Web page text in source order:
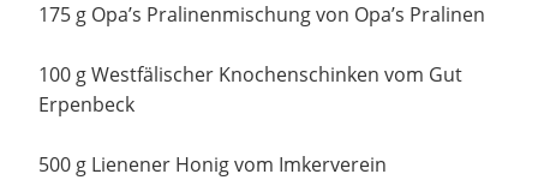
175 g Opa’s Pralinenmischung von Opa’s Pralinen
100 g Westfälischer Knochenschinken vom Gut
Erpenbeck
500 g Lienener Honig vom Imkerverein